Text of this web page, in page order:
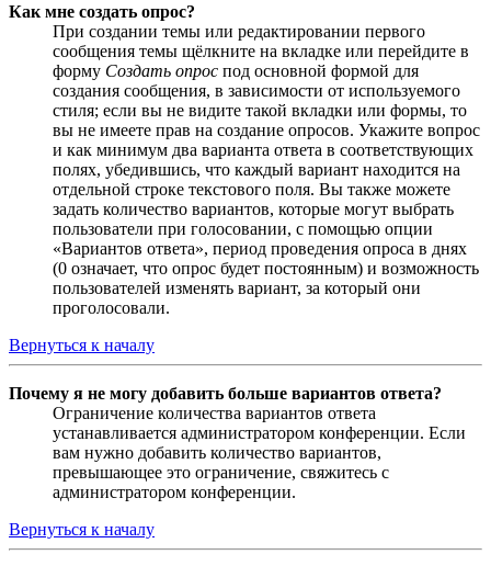
Как мне создать опрос?
При создании темы или редактировании первого
сообщения темы щёлкните на вкладке или перейдите в
форму Создать опрос под основной формой для
создания сообщения, в зависимости от используемого
стиля; если вы не видите такой вкладки или формы, то
вы не имеете прав на создание опросов. Укажите вопрос
и как минимум два варианта ответа в соответствующих
полях, убедившись, что каждый вариант находится на
отдельной строке текстового поля. Вы также можете
задать количество вариантов, которые могут выбрать
пользователи при голосовании, с помощью опции
«Вариантов ответа», период проведения опроса в днях
(0 означает, что опрос будет постоянным) и возможность
пользователей изменять вариант, за который они
проголосовали.
Вернуться к началу
Почему я не могу добавить больше вариантов ответа?
Ограничение количества вариантов ответа
устанавливается администратором конференции. Если
вам нужно добавить количество вариантов,
превышающее это ограничение, свяжитесь с
администратором конференции.
Вернуться к началу